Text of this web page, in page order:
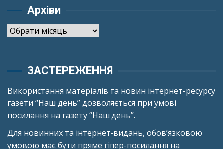
Архіви
Архіви
ЗАСТЕРЕЖЕННЯ
Використання матеріалів та новин інтернет-ресурсу
газети “Наш день” дозволяється при умові
посилання на газету “Наш день”.
Для новинних та інтернет-видань, обов’язковою
умовою має бути пряме гіпер-посилання на